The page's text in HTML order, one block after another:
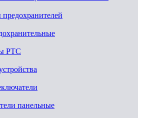
PTC
панельные